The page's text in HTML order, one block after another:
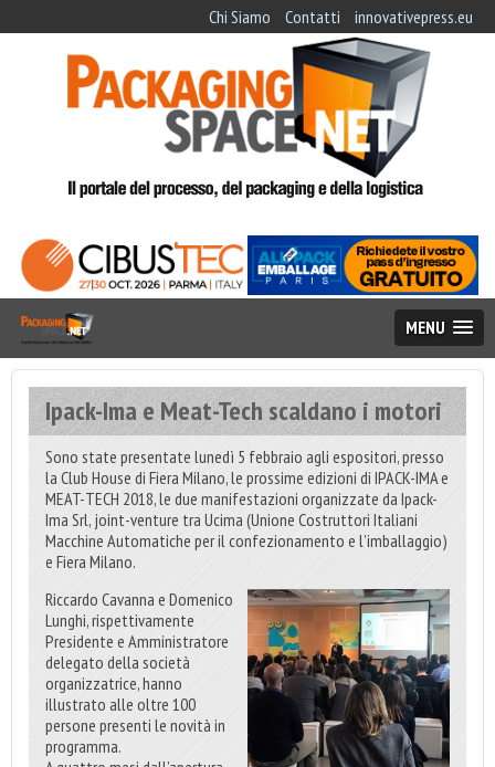
Chi Siamo Contatti innovativepress.eu
MENU
Ipack-Ima e Meat-Tech scaldano i motori
Sono state presentate lunedì 5 febbraio agli espositori, presso
la Club House di Fiera Milano, le prossime edizioni di IPACK-IMA e
MEAT-TECH 2018, le due manifestazioni organizzate da Ipack-
Ima Srl, joint-venture tra Ucima (Unione Costruttori Italiani
Macchine Automatiche per il confezionamento e l’imballaggio)
e Fiera Milano.
Riccardo Cavanna e Domenico
Lunghi, rispettivamente
Presidente e Amministratore
delegato della società
organizzatrice, hanno
illustrato alle oltre 100
persone presenti le novità in
programma.